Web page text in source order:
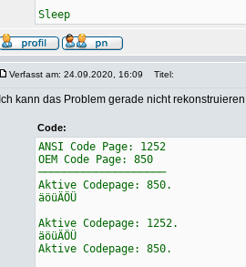
Sleep
Verfasst am: 24.09.2020, 16:09 Titel:
Ich kann das Problem gerade nicht
Code:
ANSI Code Page: 1252
OEM Code Page: 850
────────────────────
Aktive Codepage: 850.
äöüÄÖÜ
Aktive Codepage: 1252.
äöüÄÖÜ
Aktive Codepage: 850.